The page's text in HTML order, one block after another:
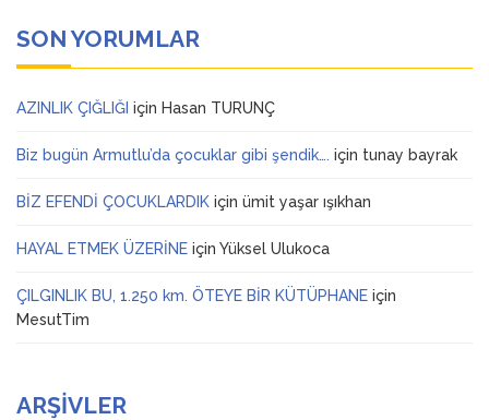
SON YORUMLAR
AZINLIK ÇIĞLIĞI için Hasan TURUNÇ
Biz bugün Armutlu’da çocuklar gibi şendik…. için tunay bayrak
BİZ EFENDİ ÇOCUKLARDIK için ümit yaşar ışıkhan
HAYAL ETMEK ÜZERİNE için Yüksel Ulukoca
ÇILGINLIK BU, 1.250 km. ÖTEYE BİR KÜTÜPHANE için
MesutTim
ARŞIVLER